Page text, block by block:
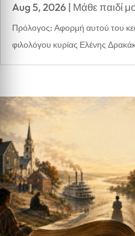
Aug 5, 2026 | Μάθε παιδί
Πρόλογος: Αφορμή αυτού του
φιλολόγου κυρίας Ελένης